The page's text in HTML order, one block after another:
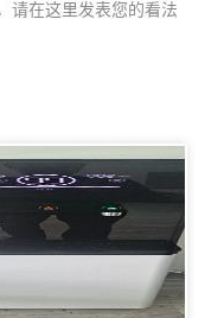
请在这里发表您的看法